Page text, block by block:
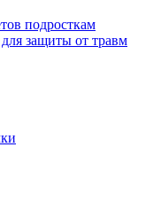
подросткам
защиты от травм